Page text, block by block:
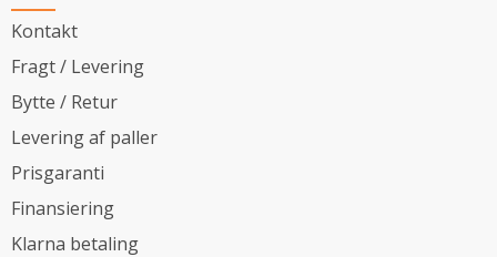
Kontakt
Fragt / Levering
Bytte / Retur
Levering af paller
Prisgaranti
Finansiering
Klarna betaling